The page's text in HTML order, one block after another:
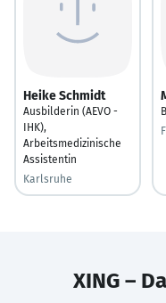
Heike Schmidt
Ausbilderin (AEVO -
IHK),
Arbeitsmedizinische
Assistentin
Karlsruhe
XING –